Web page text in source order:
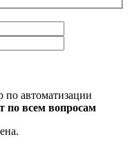
автоматизации
по всем вопросам